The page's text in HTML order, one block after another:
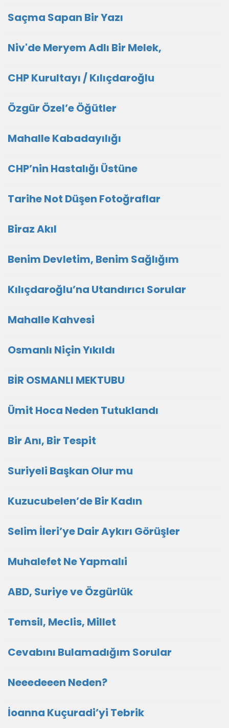
Saçma Sapan Bir Yazı
Niv'de Meryem Adlı Bir Melek,
CHP Kurultayı / Kılıçdaroğlu
Özgür Özel’e Öğütler
Mahalle Kabadayılığı
CHP’nin Hastalığı Üstüne
Tarihe Not Düşen Fotoğraflar
Biraz Akıl
Benim Devletim, Benim Sağlığım
Kılıçdaroğlu’na Utandırıcı Sorular
Mahalle Kahvesi
Osmanlı Niçin Yıkıldı
BİR OSMANLI MEKTUBU
Ümit Hoca Neden Tutuklandı
Bir Anı, Bir Tespit
Suriyeli Başkan Olur mu
Kuzucubelen’de Bir Kadın
Selim İleri’ye Dair Aykırı Görüşler
Muhalefet Ne Yapmalıi
ABD, Suriye ve Özgürlük
Temsil, Meclis, Millet
Cevabını Bulamadığım Sorular
Neeedeeen Neden?
İoanna Kuçuradi’yi Tebrik